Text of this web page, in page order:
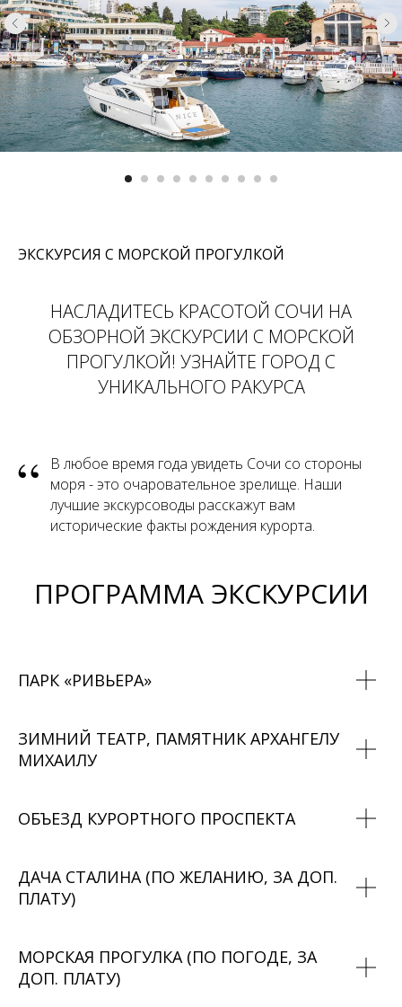
ЭКСКУРСИЯ С МОРСКОЙ ПРОГУЛКОЙ
НАСЛАДИТЕСЬ КРАСОТОЙ СОЧИ НА
ОБЗОРНОЙ ЭКСКУРСИИ С МОРСКОЙ
ПРОГУЛКОЙ! УЗНАЙТЕ ГОРОД С
УНИКАЛЬНОГО РАКУРСА
“
В любое время года увидеть Сочи со стороны
моря - это очаровательное зрелище. Наши
лучшие экскурсоводы расскажут вам
исторические факты рождения курорта.
ПРОГРАММА ЭКСКУРСИИ
ПАРК «РИВЬЕРА»
ЗИМНИЙ ТЕАТР, ПАМЯТНИК АРХАНГЕЛУ
МИХАИЛУ
ОБЪЕЗД КУРОРТНОГО ПРОСПЕКТА
ДАЧА СТАЛИНА (ПО ЖЕЛАНИЮ, ЗА ДОП.
ПЛАТУ)
МОРСКАЯ ПРОГУЛКА (ПО ПОГОДЕ, ЗА
ДОП. ПЛАТУ)